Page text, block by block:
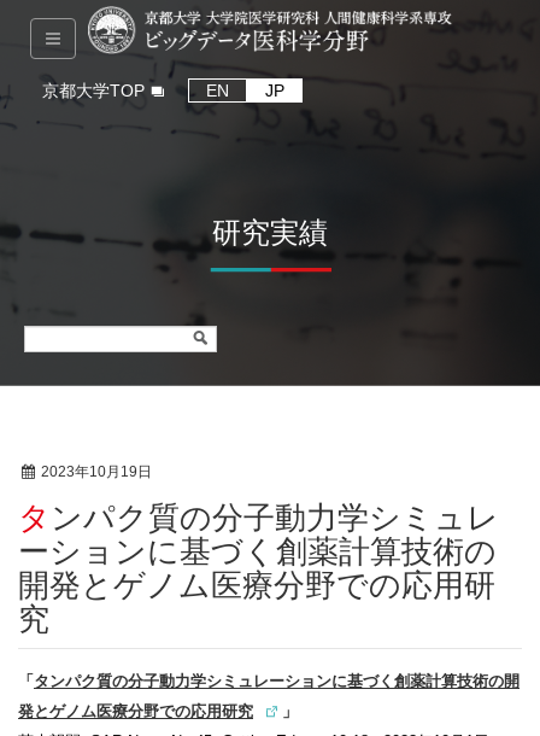
京都大学TOP EN JP
研究実績
2023年10月19日
タンパク質の分子動力学シミュレ
ーションに基づく創薬計算技術の
開発とゲノム医療分野での応用研
究
「 タンパク質の分子動力学シミュレーションに基づく創薬計算技術の開
発とゲノム医療分野での応用研究
」